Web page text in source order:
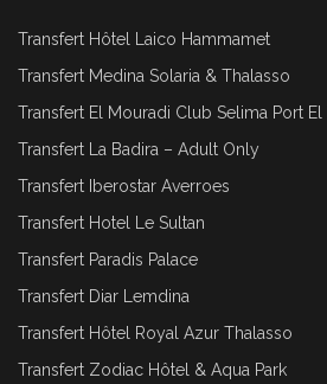
Transfert Hôtel Laico Hammamet
Transfert Medina Solaria & Thalasso
Transfert El Mouradi Club Selima Port El
Transfert La Badira – Adult Only
Transfert Iberostar Averroes
Transfert Hotel Le Sultan
Transfert Paradis Palace
Transfert Diar Lemdina
Transfert Hôtel Royal Azur Thalasso
Transfert Zodiac Hôtel & Aqua Park